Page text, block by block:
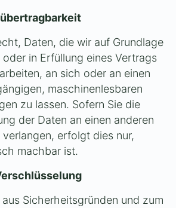
Daten, die wir auf Grundlage
in Erfüllung eines Vertrags
an sich oder an einen
maschinenlesbaren
zu lassen. Sofern Sie die
der Daten an einen anderen
erfolgt dies nur,
machbar ist.
Sicherheitsgründen und zum